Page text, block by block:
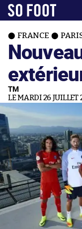
FRANCE
TM
LE MARDI 26 JUILLET